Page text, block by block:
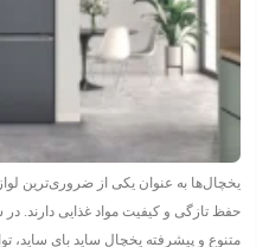
یخچال‌ها به عنوان یکی از ضروری‌ترین
متنوع و پیشرفته یخچال ساید بای ساید،